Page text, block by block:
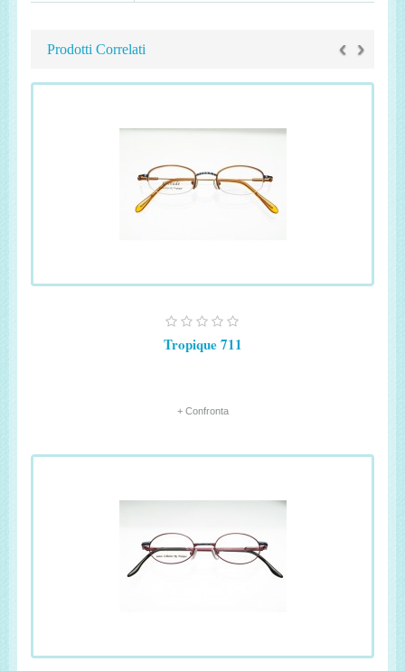
Prodotti Correlati ‹ ›
Tropique 711
+ Confronta